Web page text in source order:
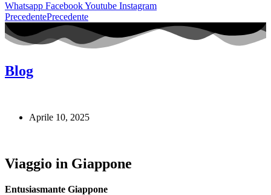
Whatsapp FacebookYoutube Instagram
PrecedentePrecedente
Blog
Aprile 10, 2025
Viaggio in Giappone
Entusiasmante Giappone